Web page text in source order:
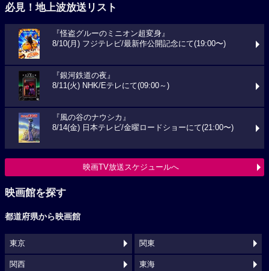
必見！地上波放送リスト
『怪盗グルーのミニオン超変身』
8/10(月) フジテレビ/最新作公開記念にて(19:00〜)
『銀河鉄道の夜』
8/11(火) NHK/Eテレにて(09:00～)
『風の谷のナウシカ』
8/14(金) 日本テレビ/金曜ロードショーにて(21:00〜)
映画TV放送スケジュールへ
映画館を探す
都道府県から映画館
東京 関東
関西 東海